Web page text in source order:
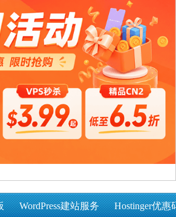
WordPress建站服务 Hostinger优惠